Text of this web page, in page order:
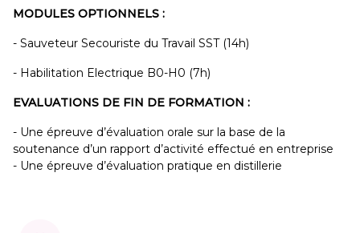
MODULES OPTIONNELS :
- Sauveteur Secouriste du Travail SST (14h)
- Habilitation Electrique B0-H0 (7h)
EVALUATIONS DE FIN DE FORMATION :
- Une épreuve d’évaluation orale sur la base de la
soutenance d’un rapport d’activité effectué en entreprise
- Une épreuve d’évaluation pratique en distillerie